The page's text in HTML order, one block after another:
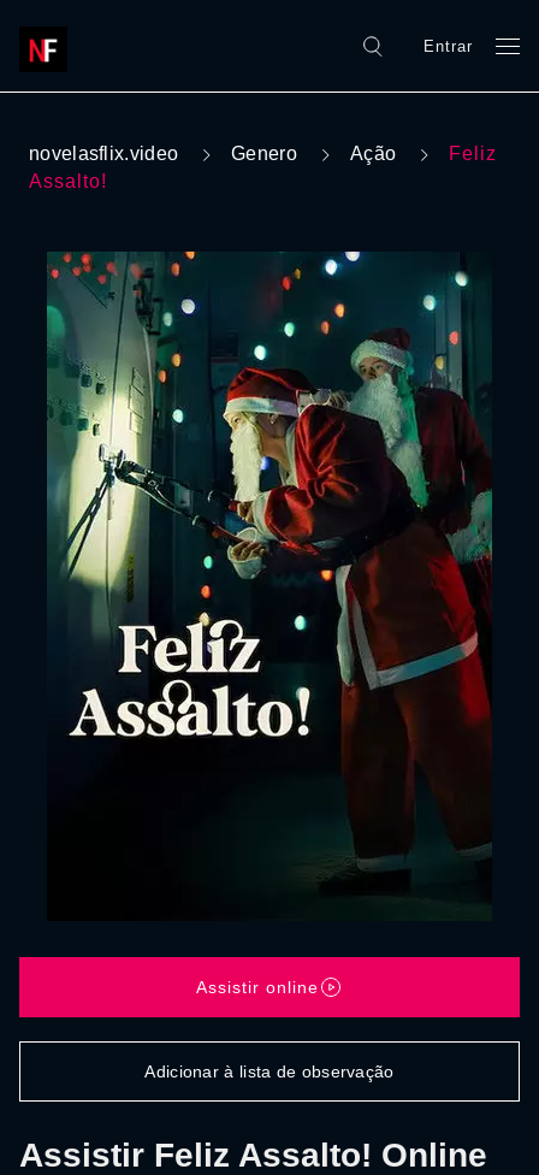
Entrar
novelasflix.video Genero Ação
Feliz
Assalto!
Assistir Feliz Assalto! Online
Assistir online
Adicionar à lista de observação